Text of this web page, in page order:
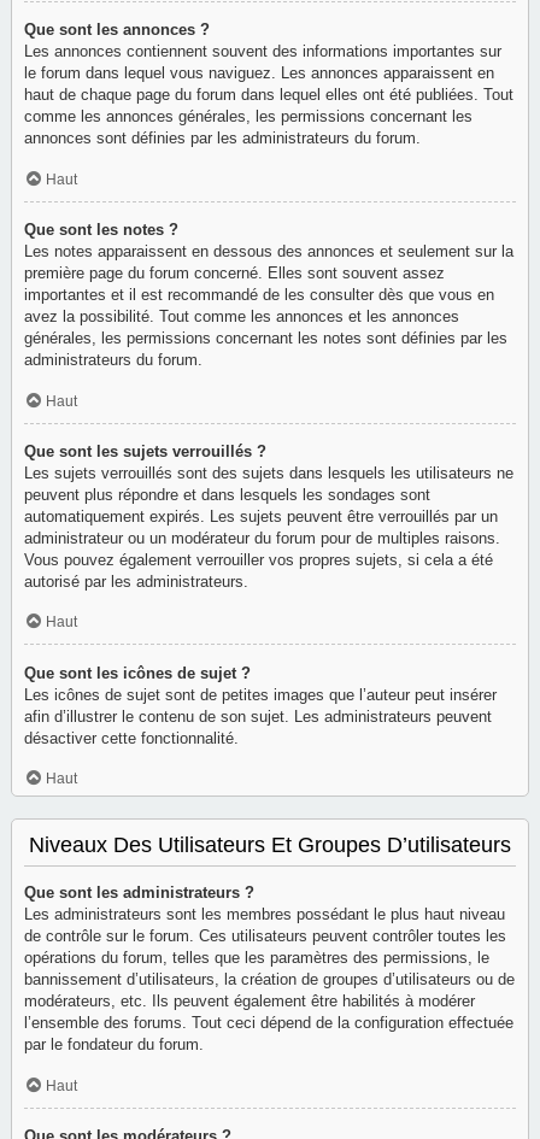
Que sont les annonces ?
Les annonces contiennent souvent des informations importantes sur
le forum dans lequel vous naviguez. Les annonces apparaissent en
haut de chaque page du forum dans lequel elles ont été publiées. Tout
comme les annonces générales, les permissions concernant les
annonces sont définies par les administrateurs du forum.
Haut
Que sont les notes ?
Les notes apparaissent en dessous des annonces et seulement sur la
première page du forum concerné. Elles sont souvent assez
importantes et il est recommandé de les consulter dès que vous en
avez la possibilité. Tout comme les annonces et les annonces
générales, les permissions concernant les notes sont définies par les
administrateurs du forum.
Haut
Que sont les sujets verrouillés ?
Les sujets verrouillés sont des sujets dans lesquels les utilisateurs ne
peuvent plus répondre et dans lesquels les sondages sont
automatiquement expirés. Les sujets peuvent être verrouillés par un
administrateur ou un modérateur du forum pour de multiples raisons.
Vous pouvez également verrouiller vos propres sujets, si cela a été
autorisé par les administrateurs.
Haut
Que sont les icônes de sujet ?
Les icônes de sujet sont de petites images que l’auteur peut insérer
afin d’illustrer le contenu de son sujet. Les administrateurs peuvent
désactiver cette fonctionnalité.
Haut
Niveaux Des Utilisateurs Et Groupes D’utilisateurs
Que sont les administrateurs ?
Les administrateurs sont les membres possédant le plus haut niveau
de contrôle sur le forum. Ces utilisateurs peuvent contrôler toutes les
opérations du forum, telles que les paramètres des permissions, le
bannissement d’utilisateurs, la création de groupes d’utilisateurs ou de
modérateurs, etc. Ils peuvent également être habilités à modérer
l’ensemble des forums. Tout ceci dépend de la configuration effectuée
par le fondateur du forum.
Haut